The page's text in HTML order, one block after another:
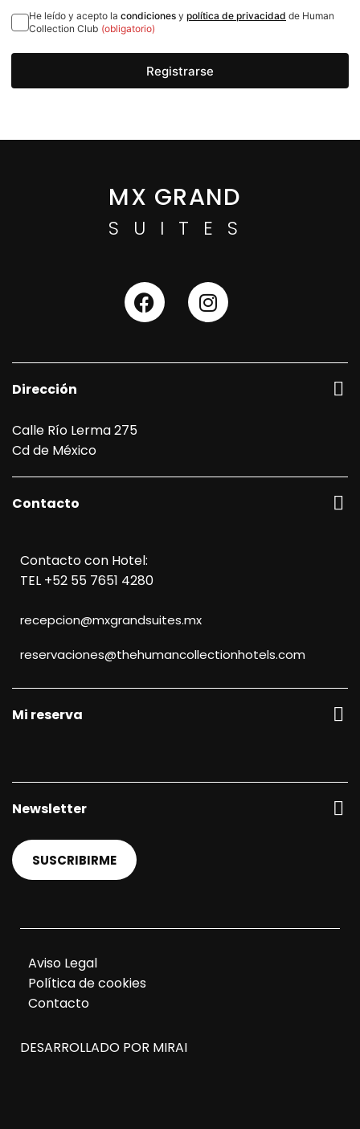
He leído y acepto la condiciones y política de privacidad de Human
Collection Club (obligatorio)
Registrarse
MX GRAND
SUITES
Dirección
Calle Río Lerma 275
Cd de México
Contacto
Contacto con Hotel:
TEL +52 55 7651 4280
recepcion@mxgrandsuites.mx
reservaciones@thehumancollectionhotels.com
Mi reserva
Newsletter
SUSCRIBIRME
Aviso Legal
Política de cookies
Contacto
DESARROLLADO POR MIRAI